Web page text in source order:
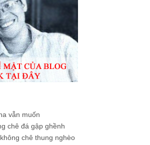
vẫn muốn
chê đá gập ghềnh
chê thung nghèo